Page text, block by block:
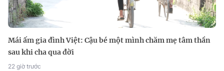
Mái ấm gia đình Việt: Cậu bé một mình chăm mẹ tâm thần
sau khi cha qua đời
22 giờ trước